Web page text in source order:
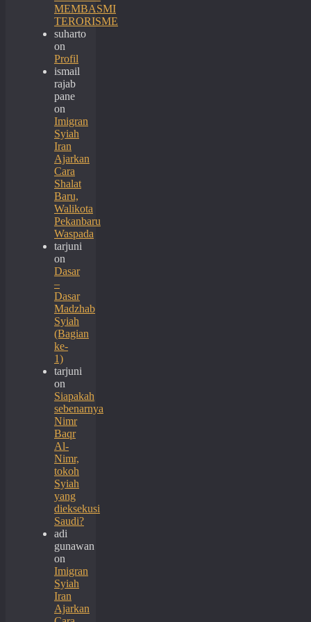
MEMBASMI
TERORISME
suharto
on
Profil
ismail
rajab
pane
on
Imigran
Syiah
Iran
Ajarkan
Cara
Shalat
Baru,
Walikota
Pekanbaru
Waspada
tarjuni
on
Dasar
–
Dasar
Madzhab
Syiah
(Bagian
ke-
1)
tarjuni
on
Siapakah
sebenarnya
Nimr
Baqr
Al-
Nimr,
tokoh
Syiah
yang
dieksekusi
Saudi?
adi
gunawan
on
Imigran
Syiah
Iran
Ajarkan